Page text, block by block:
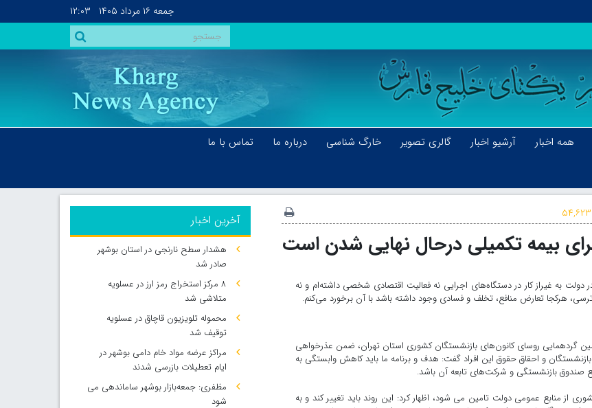
جمعه ۱۶ مرداد ۱۴۰۵ ۱۲:۰۳
همه اخبار آرشیو اخبار گالری تصویر خارگ شناسی درباره ما
تماس با ما
۵۴,۶۲۳
بیمه تکمیلی درحال نهایی شدن است
غیراز کار در دستگاه‌های اجرایی نه فعالیت اقتصادی شخصی داشته‌ام و نه
هرکجا تعارض منافع، تخلف و فسادی وجود داشته باشد با آن برخورد می‌کنم.
گردهمایی روسای کانون‌های بازنشستگان کشوری استان تهران، ضمن عذرخواهی
و احقاق حقوق این افراد گفت: هدف و برنامه ما باید کاهش وابستگی به
صندوق بازنشستگی و شرکت‌های تابعه آن باشد.
بازنشستگی کشوری از منابع عمومی دولت تامین می شود، اظهار کرد: این روند باید تغییر کند و به
آخرین اخبار
هشدار سطح نارنجی در استان بوشهر
صادر شد
۸ مرکز استخراج رمز ارز در عسلویه
متلاشی شد
محموله تلویزیون قاچاق در عسلویه
توقیف شد
مراکز عرضه مواد خام دامی بوشهر در
ایام تعطیلات بازرسی شدند
مظفری: جمعه‌بازار بوشهر ساماندهی می‌
شود